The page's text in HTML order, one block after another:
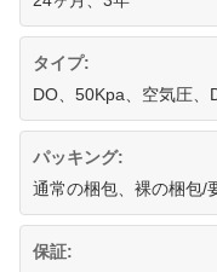
タイプ:
DO、50Kpa、空気圧、
パッキング:
通常の梱包、裸の梱包/
保証: